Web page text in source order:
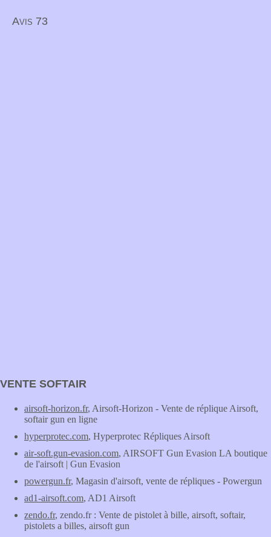
Avis 73
VENTE SOFTAIR
airsoft-horizon.fr, Airsoft-Horizon - Vente de réplique Airsoft,
softair gun en ligne
hyperprotec.com, Hyperprotec Répliques Airsoft
air-soft.gun-evasion.com, AIRSOFT Gun Evasion LA boutique
de l'airsoft | Gun Evasion
powergun.fr, Magasin d'airsoft, vente de répliques - Powergun
ad1-airsoft.com, AD1 Airsoft
zendo.fr, zendo.fr : Vente de pistolet à bille, airsoft, softair,
pistolets a billes, airsoft gun